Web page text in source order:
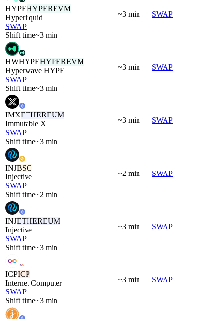
HYPEHYPEREVM
Hyperliquid
SWAP
Shift time~3 min
~3 min SWAP
HWHYPEHYPEREVM
Hyperwave HYPE
SWAP
Shift time~3 min
~3 min SWAP
IMXETHEREUM
Immutable X
SWAP
Shift time~3 min
~3 min SWAP
INJBSC
Injective
SWAP
Shift time~2 min
~2 min SWAP
INJETHEREUM
Injective
SWAP
Shift time~3 min
~3 min SWAP
ICPICP
Internet Computer
SWAP
Shift time~3 min
~3 min SWAP